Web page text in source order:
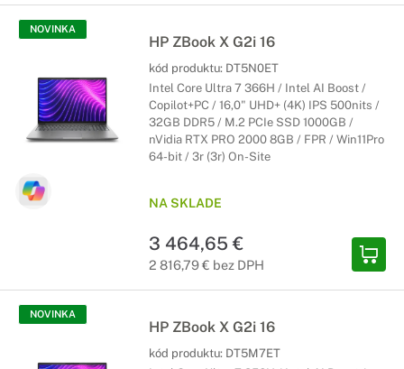
NOVINKA
HP ZBook X G2i 16
kód produktu: DT5N0ET
Intel Core Ultra 7 366H / Intel AI Boost /
Copilot+PC / 16,0" UHD+ (4K) IPS 500nits /
32GB DDR5 / M.2 PCIe SSD 1000GB /
nVidia RTX PRO 2000 8GB / FPR / Win11Pro
64-bit / 3r (3r) On-Site
NA SKLADE
3 464,65 €
2 816,79 € bez DPH
NOVINKA
HP ZBook X G2i 16
kód produktu: DT5M7ET